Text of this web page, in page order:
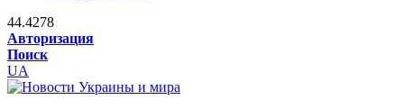
44.4278
Авторизация
Поиск
UA